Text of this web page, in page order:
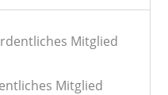
Mitglied
Mitglied